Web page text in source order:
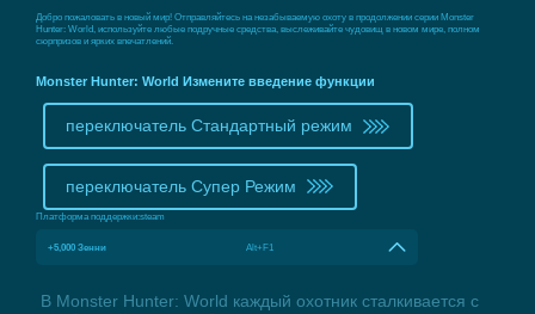
Добро пожаловать в новый мир! Отправляйтесь на незабываемую охоту в продолжении серии Monster
Hunter: World, используйте любые подручные средства, выслеживайте чудовищ в новом мире, полном
сюрпризов и ярких впечатлений.
Monster Hunter: World Измените введение функции
переключатель Стандартный режим
переключатель Супер Режим
Платформа поддержки:steam
+5,000 Зенни Alt+F1
В Monster Hunter: World каждый охотник сталкивается с